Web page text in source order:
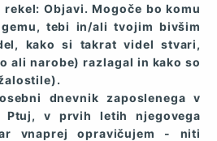
rekel: Objavi. Mogoče bo komu
tebi in/ali tvojim bivšim
kako si takrat videl stvari,
ali narobe) razlagal in kako so
dnevnik zaposlenega v
Ptuj, v prvih letih njegovega
vnaprej opravičujem - niti